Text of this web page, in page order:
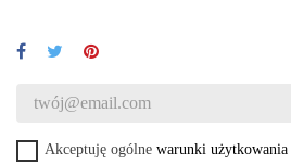
Akceptuję ogólne warunki użytkowania